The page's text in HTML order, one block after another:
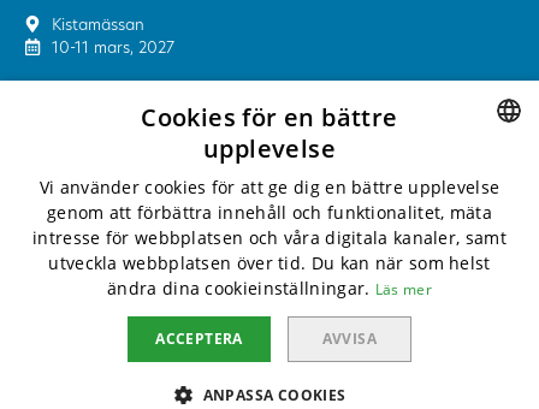
Kistamässan
10-11 mars, 2027
15-16 september, 2027
Malmö
Malmömässan
9-10 februari, 2028
ENGLISH
Cookies för en bättre
upplevelse
Vi använder cookies för att ge dig en bättre upplevelse
genom att förbättra innehåll och funktionalitet, mäta
intresse för webbplatsen och våra digitala kanaler, samt
utveckla webbplatsen över tid. Du kan när som helst
ändra dina cookieinställningar. Läs mer
ACCEPTERA AVVISA
ANPASSA COOKIES